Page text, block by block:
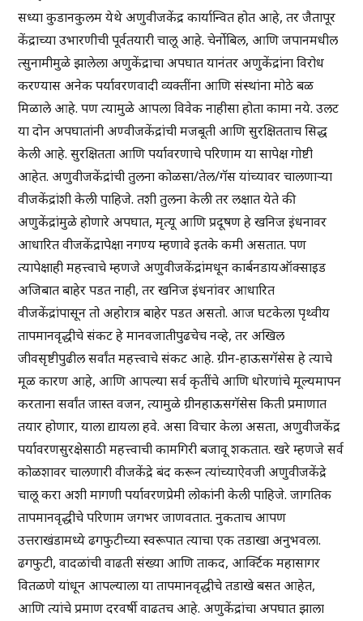
सध्या कुडानकुलम येथे अणुवीजकेंद्र कार्यान्वित होत आहे, तर जैतापूर
केंद्राच्या उभारणीची पूर्वतयारी चालू आहे. चेर्नोबिल, आणि जपानमधील
त्सुनामीमुळे झालेला अणुकेंद्राचा अपघात यानंतर अणुकेंद्रांना विरोध
करण्यास अनेक पर्यावरणवादी व्यक्तींना आणि संस्थांना मोठे बळ
मिळाले आहे. पण त्यामुळे आपला विवेक नाहीसा होता कामा नये. उलट
या दोन अपघातांनी अण्वीजकेंद्रांची मजबूती आणि सुरक्षितताच सिद्ध
केली आहे. सुरक्षितता आणि पर्यावरणाचे परिणाम या सापेक्ष गोष्टी
आहेत. अणुवीजकेंद्रांची तुलना कोळसा/तेल/गॅस यांच्यावर चालणाऱ्या
वीजकेंद्रांशी केली पाहिजे. तशी तुलना केली तर लक्षात येते की
अणुकेंद्रांमुळे होणारे अपघात, मृत्यू आणि प्रदूषण हे खनिज इंधनावर
आधारित वीजकेंद्रापेक्षा नगण्य म्हणावे इतके कमी असतात. पण
त्यापेक्षाही महत्त्वाचे म्हणजे अणुवीजकेंद्रांमधून कार्बनडायऑक्साइड
अजिबात बाहेर पडत नाही, तर खनिज इंधनांवर आधारित
वीजकेंद्रांपासून तो अहोरात्र बाहेर पडत असतो. आज घटकेला पृथ्वीय
तापमानवृद्धीचे संकट हे मानवजातीपुढचेच नव्हे, तर अखिल
जीवसृष्टीपुढील सर्वांत महत्त्वाचे संकट आहे. ग्रीन-हाऊसगॅसेस हे त्याचे
मूळ कारण आहे, आणि आपल्या सर्व कृतींचे आणि धोरणांचे मूल्यमापन
करताना सर्वांत जास्त वजन, त्यामुळे ग्रीनहाऊसगॅसेस किती प्रमाणात
तयार होणार, याला द्यायला हवे. असा विचार केला असता, अणुवीजकेंद्र
पर्यावरणसुरक्षेसाठी महत्त्वाची कामगिरी बजावू शकतात. खरे म्हणजे सर्व
कोळशावर चालणारी वीजकेंद्रे बंद करून त्यांच्याऐवजी अणुवीजकेंद्रे
चालू करा अशी मागणी पर्यावरणप्रेमी लोकांनी केली पाहिजे. जागतिक
तापमानवृद्धीचे परिणाम जगभर जाणवतात. नुकताच आपण
उत्तराखंडामध्ये ढगफुटीच्या स्वरूपात त्याचा एक तडाखा अनुभवला.
ढगफुटी, वादळांची वाढती संख्या आणि ताकद, आर्क्टिक महासागर
वितळणे यांधून आपल्याला या तापमानवृद्धीचे तडाखे बसत आहेत,
आणि त्यांचे प्रमाण दरवर्षी वाढतच आहे. अणुकेंद्रांचा अपघात झाला